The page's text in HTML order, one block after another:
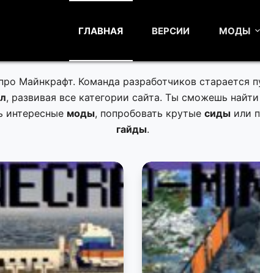
ГЛАВНАЯ ВЕРСИИ МОДЫ
Майнкрафт. Команда разработчиков старается
, развивая все категории сайта. Ты сможешь найти
интересные моды, попробовать крутые сидыили
гайды.